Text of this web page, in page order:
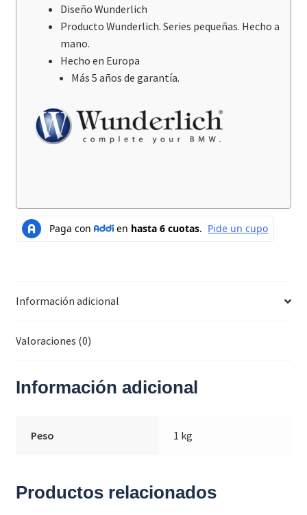
Diseño Wunderlich
Producto Wunderlich. Series pequeñas. Hecho a
mano.
Hecho en Europa
Más 5 años de garantía.
Información adicional
Valoraciones (0)
Información adicional
Peso 1 kg
Productos relacionados